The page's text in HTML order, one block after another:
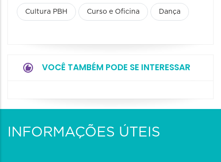
Cultura PBH Curso e Oficina Dança
VOCÊ TAMBÉM PODE SE INTERESSAR
INFORMAÇÕES ÚTEIS